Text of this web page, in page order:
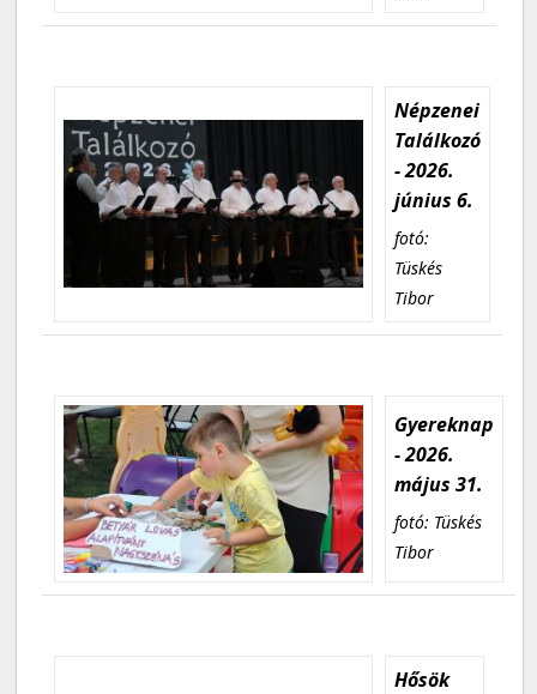
Népzenei
Találkozó
- 2026.
június 6.
fotó:
Tüskés
Tibor
Gyereknap
- 2026.
május 31.
fotó: Tüskés
Tibor
Hősök